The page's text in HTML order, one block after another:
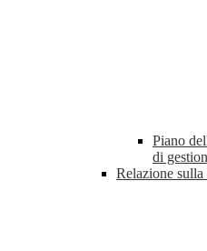
Piano
di
Relazione sulla